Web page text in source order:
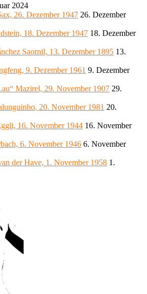
2024
26. Dezember 1947 26. Dezember
18. Dezember 1947 18. Dezember
Saornil, 13. Dezember 1895 13.
9. Dezember 1961 9. Dezember
Mazirel, 29. November 1907 29.
20. November 1981 20.
16. November 1944 16. November
6. November 1946 6. November
der Have, 1. November 1958 1.